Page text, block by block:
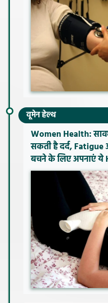
वूमेन हेल्थ
Women Health:
सकती है दर्द,
बचने के लिए अपनाएं ये